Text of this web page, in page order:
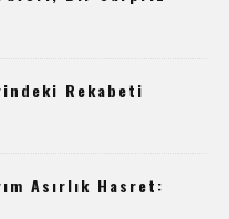
Rekabeti
Asırlık Hasret: